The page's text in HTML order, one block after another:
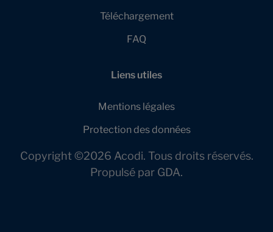
Téléchargement
FAQ
Liens utiles
Mentions légales
Protection des données
Copyright ©2026 Acodi. Tous droits réservés.
Propulsé par GDA.